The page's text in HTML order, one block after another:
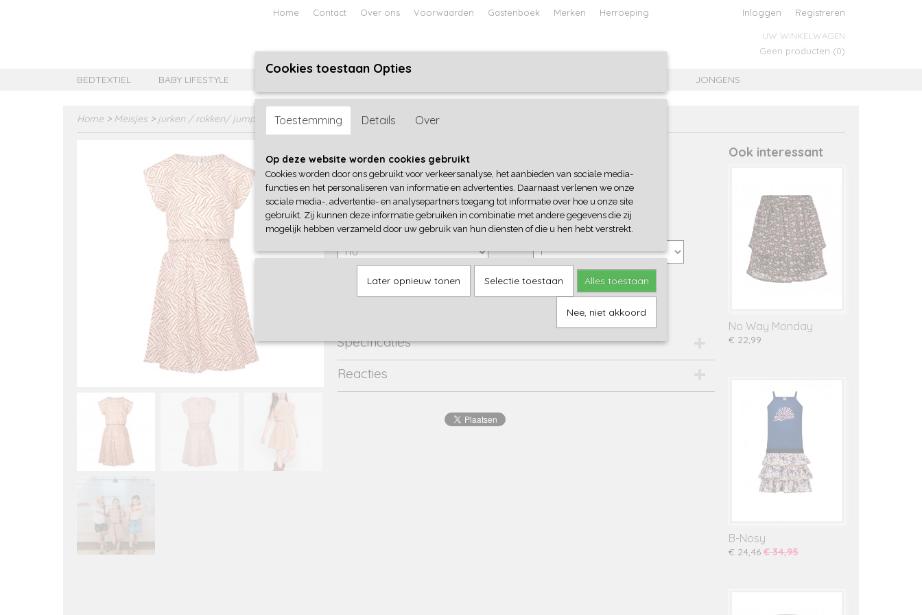
Home Contact Over ons Voorwaarden Gastenboek Merken Herroeping Inloggen Registreren
UW WINKELWAGEN
Geen producten (0)
BEDTEXTIEL BABY LIFESTYLE JONGENS BABY JONGENS
Home > Meisjes > jurken / rokken/ jumpsuit >No Way Monday
No Way Monday
€ 34,99 € 24,49 (inclusief btw 21%)
✓Op voorraad
No Way Monday Aantal
IN WINKELWAGEN
Specificaties
EAN code
Productcode leverancier
46017
Reacties
Ook interessant
No Way Monday
€ 22,99
B-Nosy
€ 24,46 € 34,95
Cookies toestaan Opties
Toestemming Details Over
Op deze website worden cookies gebruikt
Cookies worden door ons gebruikt voor verkeersanalyse, het aanbieden van sociale media-
functies en het personaliseren van informatie en advertenties. Daarnaast verlenen we onze
sociale media-, advertentie- en analysepartners toegang tot informatie over hoe u onze site
gebruikt. Zij kunnen deze informatie gebruiken in combinatie met andere gegevens die zij
mogelijk hebben verzameld door uw gebruik van hun diensten of die u hen hebt verstrekt.
Later opnieuw tonen Selectie toestaan Alles toestaan
Nee, niet akkoord